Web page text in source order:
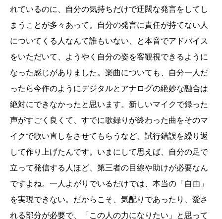
れているのに、自分の気持ちだけで迂闊な発言をしてし
まうことが多々あって。自分の発言に責任が持てない人
についてくる人なんて誰もいない、と本音でアドバイス
をいただいて、ようやく自分の姿を客観視できるように
なった感じがありました。楽曲についても、自分一人だ
ったら今作のようにデジタルとアナログの絶妙な融合は
絶対にできなかったと思います。新しいマイクで録った
声がすごく良くて、すでに歌録りが終わった曲をそのマ
イクで歌い直しをさせてもらうなど、試行錯誤を繰り返
して作り上げたんです。いまにして思えば、自分の足で
立って発信する人ほど、第三者の目線や助けが必要なん
ですよね。一人よがりでいるだけでは、本当の「自由」
を実現できない。だからこそ、気配りであったり、愛さ
れる部分が必要で、「この人の力になりたい」と思って